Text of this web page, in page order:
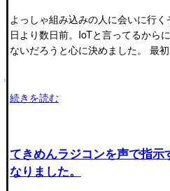
よっしゃ組み込みの人に会いに行
日より数日前。IoTと言ってるから
ないだろうと心に決めました。 最
続きを読む
てきめんラジコンを声で指示
なりました。